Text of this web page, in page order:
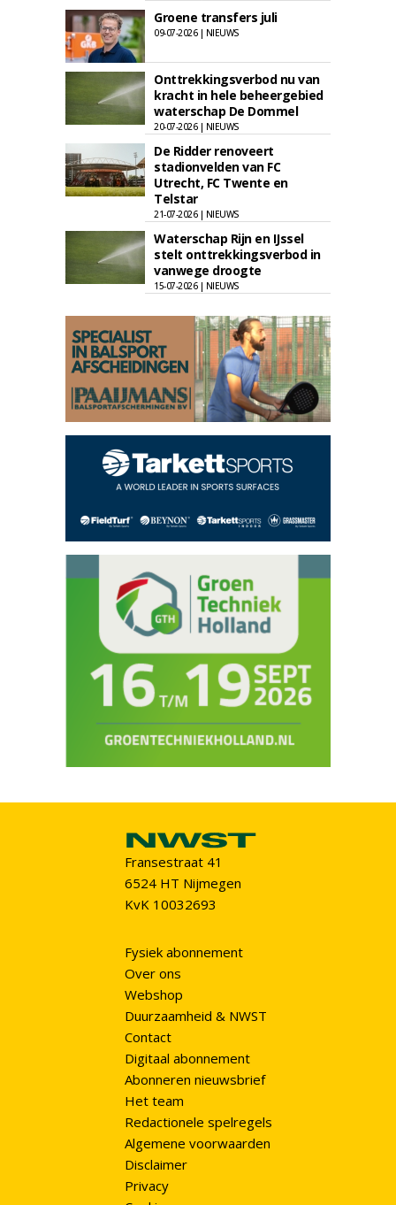
Groene transfers juli
09-07-2026 | NIEUWS
Onttrekkingsverbod nu van
kracht in hele beheergebied
waterschap De Dommel
20-07-2026 | NIEUWS
De Ridder renoveert
stadionvelden van FC
Utrecht, FC Twente en
Telstar
21-07-2026 | NIEUWS
Waterschap Rijn en IJssel
stelt onttrekkingsverbod in
vanwege droogte
15-07-2026 | NIEUWS
Fransestraat 41
6524 HT Nijmegen
KvK 10032693
Fysiek abonnement
Over ons
Webshop
Duurzaamheid & NWST
Contact
Digitaal abonnement
Abonneren nieuwsbrief
Het team
Redactionele spelregels
Algemene voorwaarden
Disclaimer
Privacy